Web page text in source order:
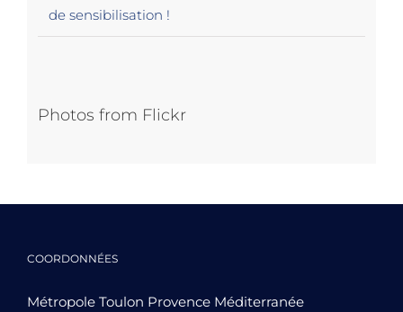
de sensibilisation !
Photos from Flickr
COORDONNÉES
Métropole Toulon Provence Méditerranée